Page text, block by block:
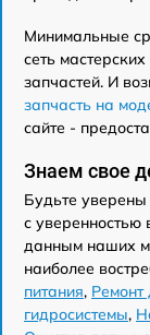
Минимальные
сеть
запчастей. И
запчасть на
сайте -
Знаем свое
Будьте
с уверенностью
данным наших
наиболее
питания, Ремонт
гидросистемы,